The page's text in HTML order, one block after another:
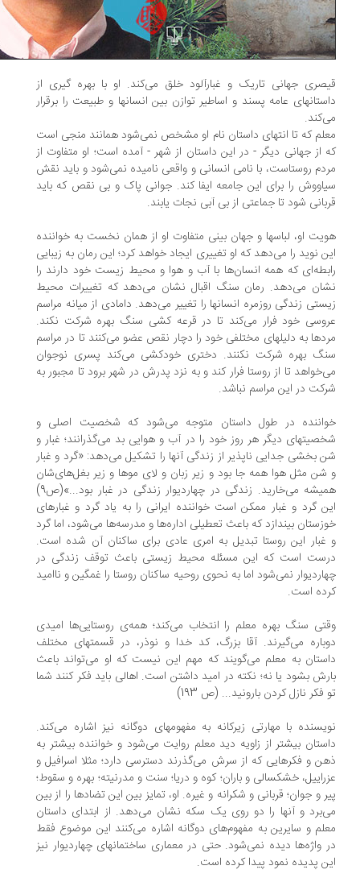
جهانی تاریک و غبارآلود خلق می‌کند. او با بهره گیری از
عامه پسند و اساطیر توازن بین انسانها و طبیعت را برقرار
که تا انتهای داستان نام او مشخص نمی‌شود همانند منجی است
از جهانی دیگر - در این داستان از شهر - آمده است؛ او متفاوت از
روستاست، با نامی انسانی و واقعی نامیده نمی‌شود و باید نقش
را برای این جامعه ایفا کند. جوانی پاک و بی نقص که باید
شود تا جماعتی از بی آبی نجات یابند.
او، لباسها و جهان بینی متفاوت او از همان نخست به خواننده
نوید را می‌دهد که او تغییری ایجاد خواهد کرد؛ این رمان به زیبایی
که همه انسان‌ها با آب و هوا و محیط زیست خود دارند را
می‌دهد. رمان سنگ اقبال نشان می‌دهد که تغییرات محیط
زندگی روزمره انسانها را تغییر می‌دهد. دامادی از میانه مراسم
خود فرار می‌کند تا در قرعه کشی سنگ بهره شرکت نکند.
به دلیلهای مختلفی خود را دچار نقص عضو می‌کنند تا در مراسم
بهره شرکت نکنند. دختری خودکشی می‌کند پسری نوجوان
تا از روستا فرار کند و به نزد پدرش در شهر برود تا مجبور به
در این مراسم نباشد.
در طول داستان متوجه می‌شود که شخصیت اصلی و
دیگر هر روز خود را در آب و هوایی بد می‌گذرانند؛ غبار و
بخشی جدایی ناپذیر از زندگی آنها را تشکیل می‌دهد: «گرد و غبار
مثل هوا همه جا بود و زیر زبان و لای موها و زیر بغل‌های‌شان
همیشه می‌خارید. زندگی در چهاردیوار زندگی در غبار بود...»(ص9)
گرد و غبار ممکن است خواننده ایرانی را به یاد گرد و غبارهای
بیندازد که باعث تعطیلی اداره‌ها و مدرسه‌ها می‌شود، اما گرد
این روستا تبدیل به امری عادی برای ساکنان آن شده است.
است که این مسئله محیط زیستی باعث توقف زندگی در
نمی‌شود اما به نحوی روحیه ساکنان روستا را غمگین و ناامید
است.
سنگ بهره معلم را انتخاب می‌کند؛ همه‌ی روستایی‌ها امیدی
می‌گیرند. آقا بزرگ، کد خدا و نوذر، در قسمتهای مختلف
به معلم می‌گویند که مهم این نیست که او می‌تواند باعث
بشود یا نه؛ نکته در امید داشتن است. اهالی باید فکر کنند شما
فکر نازل کردن بارونید... (ص 193)
با مهارتی زیرکانه به مفهومهای دوگانه نیز اشاره می‌کند.
بیشتر از زاویه دید معلم روایت می‌شود و خواننده بیشتر به
و فکرهایی که از سرش می‌گذرند دسترسی دارد؛ مثلا اسرافیل و
خشکسالی و باران؛ کوه و دریا؛ سنت و مدرنیته؛ بهره و سقوط؛
و جوان؛ قربانی و شکرانه و غیره. او، تمایز بین این تضادها را از بین
و آنها را دو روی یک سکه نشان می‌دهد. از ابتدای داستان
و سایرین به مفهوم‌های دوگانه اشاره می‌کنند این موضوع فقط
واژه‌ها دیده نمی‌شود. حتی در معماری ساختمانهای چهاردیوار نیز
پدیده نمود پیدا کرده است.